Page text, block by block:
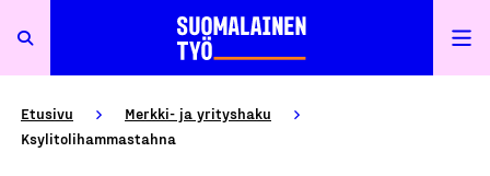
Etusivu
Merkki- ja yrityshaku
Ksylitolihammastahna